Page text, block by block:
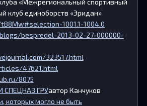
«Межрегиональный спортивный
клуб единоборств «Эридан»
1001.1-1004.0
bespredel-2013-02-27-000000-
323517.html
47621.html
8075
ГРУавтор Канчуков
которых могло не быть